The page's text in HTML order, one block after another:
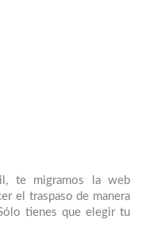
te migramos la web
el traspaso de manera
tienes que elegir tu